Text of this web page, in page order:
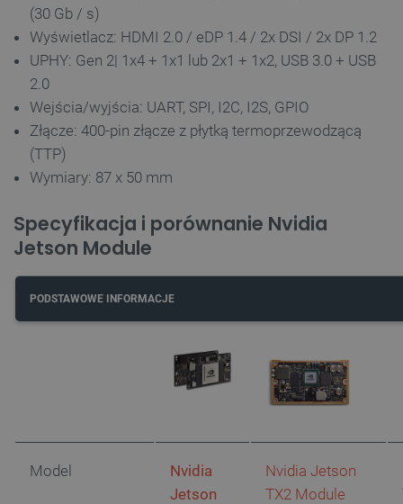
(30 Gb / s)
Wyświetlacz: HDMI 2.0 / eDP 1.4 / 2x DSI / 2x DP 1.2
UPHY: Gen 2| 1x4 + 1x1 lub 2x1 + 1x2, USB 3.0 + USB
2.0
Wejścia/wyjścia: UART, SPI, I2C, I2S, GPIO
Złącze: 400-pin złącze z płytką termoprzewodzącą
(TTP)
Wymiary: 87 x 50 mm
Specyfikacja i porównanie Nvidia
Jetson Module
PODSTAWOWE INFORMACJE
Model
Nvidia
Jetson
Nvidia Jetson
TX2 Module